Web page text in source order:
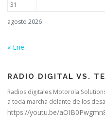
agosto 2026
31
« Ene
RADIO DIGITAL VS.
Radios digitales Motorola
a toda marcha delante de los
https://youtu.be/